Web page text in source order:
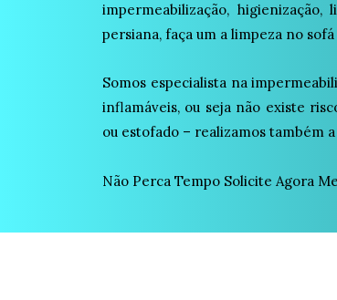
impermeabilização,
persiana, faça um a limpeza no
Somos especialista na
inflamáveis, ou seja não existe
ou estofado – realizamos também
Não Perca Tempo Solicite Agora